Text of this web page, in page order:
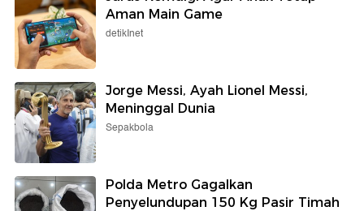
Aman Main Game
detikInet
Jorge Messi, Ayah Lionel Messi,
Meninggal Dunia
Sepakbola
Polda Metro Gagalkan
Penyelundupan 150 Kg Pasir Timah